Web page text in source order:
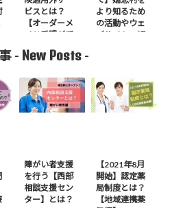
ビスとは？
【オーダーメ
イド看護が受
より知るため
の活動やウェ
ブサイトの紹
- New Posts -
障がい者支援
を行う【西部
相談支援セン
ター】とは？
【2021年8月
開始】認定薬
局制度とは？
【地域連携薬
局編】